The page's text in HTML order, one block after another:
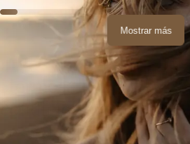
Mostrar más
Hermosa luz, playa
condiciones ideales
sesión fotográfica.